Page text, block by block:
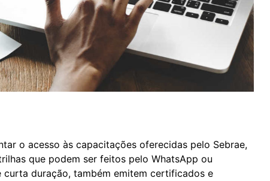
o acesso às capacitações oferecidas pelo Sebrae,
que podem ser feitos pelo WhatsApp ou
duração, também emitem certificados e